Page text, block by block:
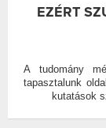
EZÉRT
A tudomány
tapasztalunk
kutatások